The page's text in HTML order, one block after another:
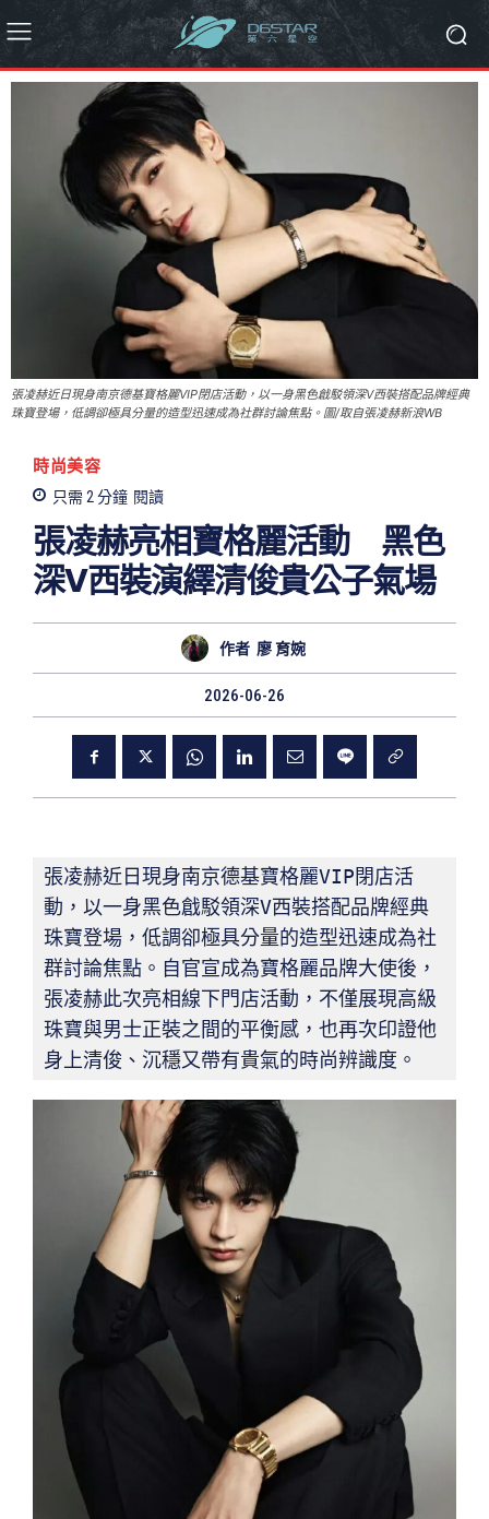
張凌赫近日現身南京德基寶格麗VIP閉店活動，以一身黑色戧駁領深V西裝搭配品牌經典
珠寶登場，低調卻極具分量的造型迅速成為社群討論焦點。圖/取自張凌赫新浪WB
時尚美容
只需 2 分鐘 閱讀
張凌赫亮相寶格麗活動 黑色
深V西裝演繹清俊貴公子氣場
作者 廖 育婉
2026-06-26
張凌赫近日現身南京德基寶格麗VIP閉店活
動，以一身黑色戧駁領深V西裝搭配品牌經典
珠寶登場，低調卻極具分量的造型迅速成為社
群討論焦點。自官宣成為寶格麗品牌大使後，
張凌赫此次亮相線下門店活動，不僅展現高級
珠寶與男士正裝之間的平衡感，也再次印證他
身上清俊、沉穩又帶有貴氣的時尚辨識度。